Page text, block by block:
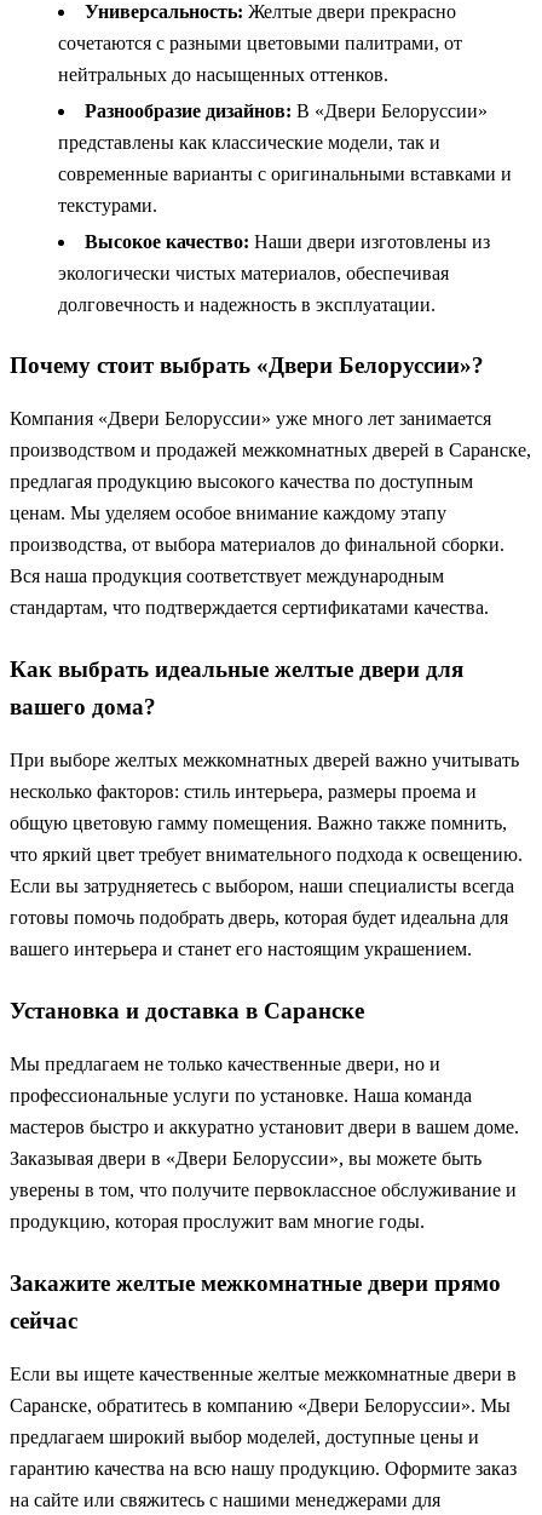
Универсальность: Желтые двери прекрасно
сочетаются с разными цветовыми палитрами, от
нейтральных до насыщенных оттенков.
Разнообразие дизайнов: В «Двери Белоруссии»
представлены как классические модели, так и
современные варианты с оригинальными вставками и
текстурами.
Высокое качество: Наши двери изготовлены из
экологически чистых материалов, обеспечивая
долговечность и надежность в эксплуатации.
Почему стоит выбрать «Двери Белоруссии»?
Компания «Двери Белоруссии» уже много лет занимается
производством и продажей межкомнатных дверей в Саранске,
предлагая продукцию высокого качества по доступным
ценам. Мы уделяем особое внимание каждому этапу
производства, от выбора материалов до финальной сборки.
Вся наша продукция соответствует международным
стандартам, что подтверждается сертификатами качества.
Как выбрать идеальные желтые двери для
вашего дома?
При выборе желтых межкомнатных дверей важно учитывать
несколько факторов: стиль интерьера, размеры проема и
общую цветовую гамму помещения. Важно также помнить,
что яркий цвет требует внимательного подхода к освещению.
Если вы затрудняетесь с выбором, наши специалисты всегда
готовы помочь подобрать дверь, которая будет идеальна для
вашего интерьера и станет его настоящим украшением.
Установка и доставка в Саранске
Мы предлагаем не только качественные двери, но и
профессиональные услуги по установке. Наша команда
мастеров быстро и аккуратно установит двери в вашем доме.
Заказывая двери в «Двери Белоруссии», вы можете быть
уверены в том, что получите первоклассное обслуживание и
продукцию, которая прослужит вам многие годы.
Закажите желтые межкомнатные двери прямо
сейчас
Если вы ищете качественные желтые межкомнатные двери в
Саранске, обратитесь в компанию «Двери Белоруссии». Мы
предлагаем широкий выбор моделей, доступные цены и
гарантию качества на всю нашу продукцию. Оформите заказ
на сайте или свяжитесь с нашими менеджерами для